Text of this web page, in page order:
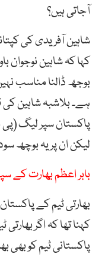
آجاتی ہیں؟
شاہین آفریدی کی
کہا کہ شاہین نوجوان
بوجھ ڈالنا مناسب
ہے۔ بلاشبہ شاہین کی
پاکستان سپر لیگ
لیکن ان پر یہ بوچھ
بابر اعظم بھارت
بھارتی ٹیم کے
کہنا تھا کہ اگر بھارتی
پاکستانی ٹیم کو بھی